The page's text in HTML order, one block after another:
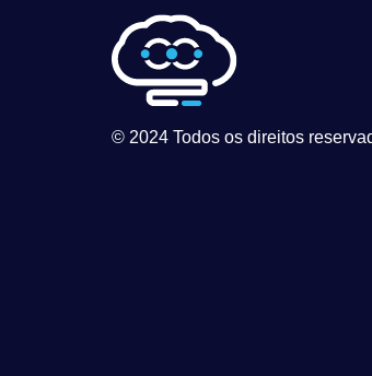
© 2024 Todos os direitos